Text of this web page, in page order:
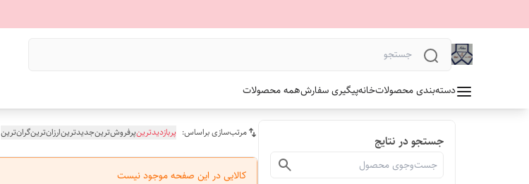
دسته‌بندی محصولاتخانهپیگیری سفارشهمه محصولات
جستجو در نتایج
مرتب‌سازی براساس: پربازدیدترینپرفروش‌ترینجدیدترینارزان‌ترینگران‌ترین
کالایی در این صفحه موجود نیست